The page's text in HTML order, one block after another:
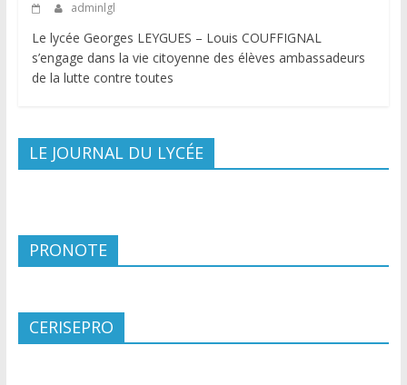
adminlgl
Le lycée Georges LEYGUES – Louis COUFFIGNAL
s’engage dans la vie citoyenne des élèves ambassadeurs
de la lutte contre toutes
LE JOURNAL DU LYCÉE
PRONOTE
CERISEPRO